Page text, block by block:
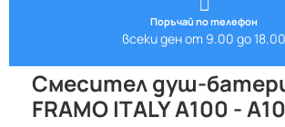
Поръчай по телефон
всеки ден от 9.00 до 18.00
Смесител душ-
FRAMO ITALY A100 -